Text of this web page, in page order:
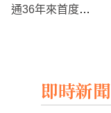
通36年來首度晉
即時新聞